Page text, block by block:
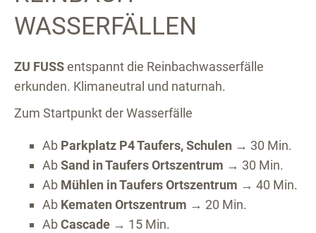
WASSERFÄLLEN
ZU FUSSentspannt die Reinbachwasserfälle
erkunden. Klimaneutral und naturnah.
Zum Startpunkt der Wasserfälle
Ab Parkplatz P4 Taufers, Schulen → 30 Min.
AbSand in Taufers Ortszentrum → 30 Min.
Ab Mühlen in Taufers Ortszentrum → 40 Min.
Ab Kematen Ortszentrum → 20 Min.
AbCascade → 15 Min.